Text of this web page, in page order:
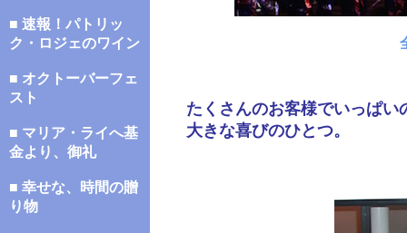
■ 速報！パトリッ
ク・ロジェのワイン
■ オクトーバーフェ
スト
■ マリア・ライへ基
金より、御礼
■ 幸せな、時間の贈
り物
たくさんのお客様でいっぱ
大きな喜びのひとつ。